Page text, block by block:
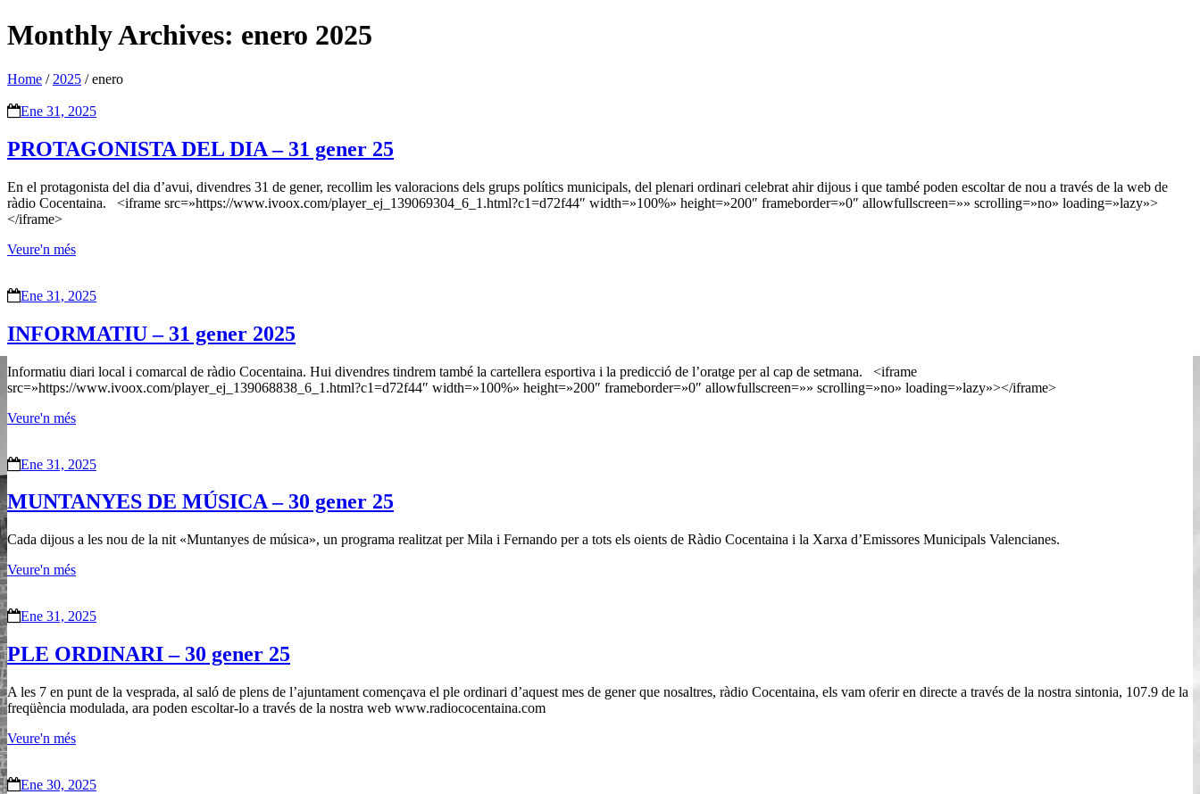
Monthly Archives: enero 2025
Home / 2025 /enero
Ene 31, 2025
PROTAGONISTA DEL DIA – 31 gener 25
En el protagonista del dia d’avui, divendres 31 de gener, recollim les valoracions dels grups polítics municipals, del plenari ordinari celebrat ahir dijous i que també poden escoltar de nou a través de la web de
ràdio Cocentaina. <iframe src=»https://www.ivoox.com/player_ej_139069304_6_1.html?c1=d72f44″ width=»100%» height=»200″ frameborder=»0″ allowfullscreen=»» scrolling=»no» loading=»lazy»>
</iframe>
Veure'n més
Ene 31, 2025
INFORMATIU – 31 gener 2025
Informatiu diari local i comarcal de ràdio Cocentaina. Hui divendres tindrem també la cartellera esportiva i la predicció de l’oratge per al cap de setmana. <iframe
src=»https://www.ivoox.com/player_ej_139068838_6_1.html?c1=d72f44″ width=»100%» height=»200″ frameborder=»0″ allowfullscreen=»» scrolling=»no» loading=»lazy»></iframe>
Veure'n més
Ene 31, 2025
MUNTANYES DE MÚSICA – 30 gener 25
Cada dijous a les nou de la nit «Muntanyes de música», un programa realitzat per Mila i Fernando per a tots els oients de Ràdio Cocentaina i la Xarxa d’Emissores Municipals Valencianes.
Veure'n més
Ene 31, 2025
PLE ORDINARI – 30 gener 25
A les 7 en punt de la vesprada, al saló de plens de l’ajuntament començava el ple ordinari d’aquest mes de gener que nosaltres, ràdio Cocentaina, els vam oferir en directe a través de la nostra sintonia, 107.9 de la
freqüència modulada, ara poden escoltar-lo a través de la nostra web www.radiococentaina.com
Veure'n més
Ene 30, 2025